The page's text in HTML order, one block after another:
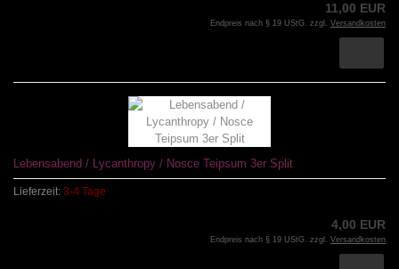
11,00 EUR
Endpreis nach § 19 UStG. zzgl. Versandkosten
Lebensabend / Lycanthropy / Nosce Teipsum 3er Split
Lieferzeit: 3-4 Tage
4,00 EUR
Endpreis nach § 19 UStG. zzgl. Versandkosten